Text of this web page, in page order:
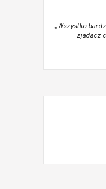
„Wszystko
zjadacz